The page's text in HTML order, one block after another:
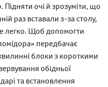
очі й зрозуміти, що
раз вставали з-за столу,
легко. Щоб допомогти
передбачає
блоки з короткими
обідньої
та встановлення